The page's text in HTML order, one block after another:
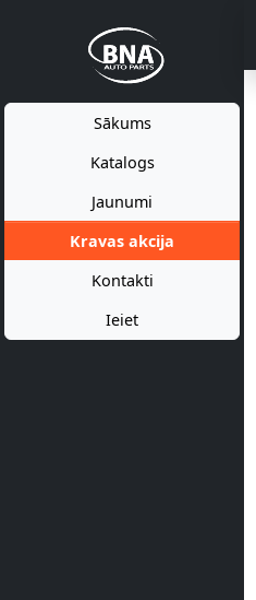
Sākums
Katalogs
Jaunumi
Kravas akcija
Kontakti
Ieiet